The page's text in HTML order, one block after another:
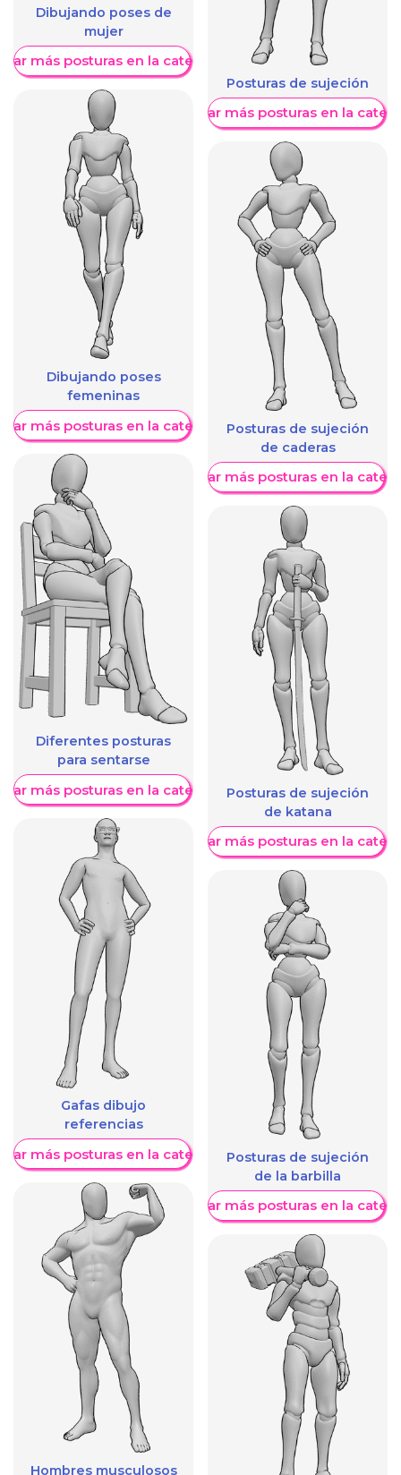
Dibujando poses de
mujer
más posturas en la categoría
Dibujando poses
femeninas
más posturas en la categoría
Diferentes posturas
para sentarse
más posturas en la categoría
Gafas dibujo
referencias
más posturas en la categoría
Hombres musculosos
Posturas de sujeción
Mostrar más posturas en la
Posturas de sujeción
de caderas
Mostrar más posturas en la
Posturas de sujeción
de katana
Mostrar más posturas en la
Posturas de sujeción
de la barbilla
Mostrar más posturas en la